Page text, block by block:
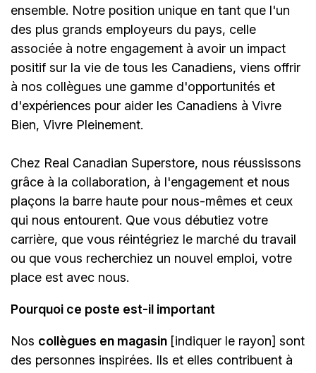
ensemble. Notre position unique en tant que l'un
des plus grands employeurs du pays, celle
associée à notre engagement à avoir un impact
positif sur la vie de tous les Canadiens, viens offrir
à nos collègues une gamme d'opportunités et
d'expériences pour aider les Canadiens à Vivre
Bien, Vivre Pleinement.
Chez Real Canadian Superstore, nous réussissons
grâce à la collaboration, à l'engagement et nous
plaçons la barre haute pour nous-mêmes et ceux
qui nous entourent. Que vous débutiez votre
carrière, que vous réintégriez le marché du travail
ou que vous recherchiez un nouvel emploi, votre
place est avec nous.
Pourquoi ce poste est-il important
Nos collègues en magasin [indiquer le rayon] sont
des personnes inspirées. Ils et elles contribuent à